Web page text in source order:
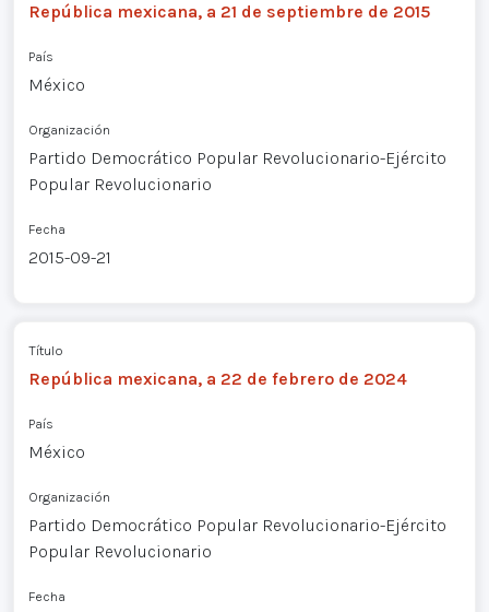
República mexicana, a 21 de septiembre de 2015
País
México
Organización
Partido Democrático Popular Revolucionario-Ejército
Popular Revolucionario
Fecha
2015-09-21
Título
República mexicana, a 22 de febrero de 2024
País
México
Organización
Partido Democrático Popular Revolucionario-Ejército
Popular Revolucionario
Fecha